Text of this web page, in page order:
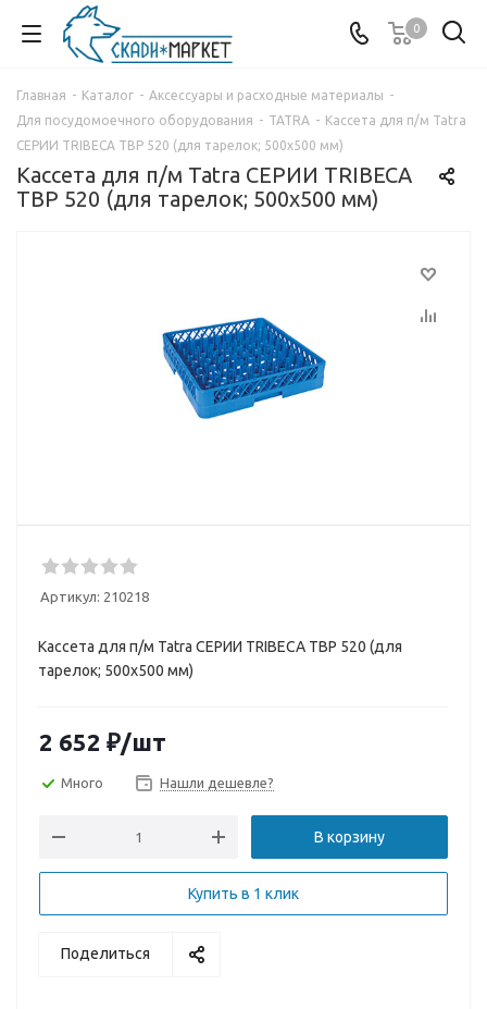
0
Главная - Каталог - Аксессуары и расходные материалы -
Для посудомоечного оборудования - TATRA - Кассета для п/м Tatra
СЕРИИ TRIBECA TBP 520 (для тарелок; 500х500 мм)
Кассета для п/м Tatra СЕРИИ TRIBECA
TBP 520 (для тарелок; 500х500 мм)
Артикул: 210218
Кассета для п/м Tatra СЕРИИ TRIBECA TBP 520 (для
тарелок; 500х500 мм)
2 652 ₽/шт
Много Нашли дешевле?
В корзину
Купить в 1 клик
Поделиться